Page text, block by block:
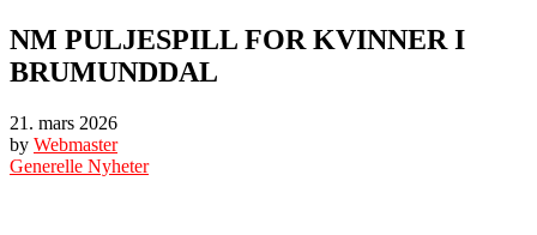
NM PULJESPILL FOR KVINNER I
BRUMUNDDAL
21. mars 2026
by Webmaster
Generelle Nyheter